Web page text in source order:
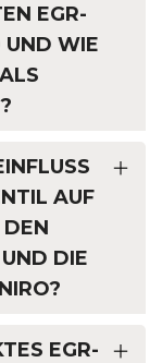
EGR-
UND WIE
AUF
DIE
EGR-